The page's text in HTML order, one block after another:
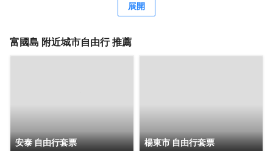
展開
富國島 附近城市自由行 推薦
安泰 自由行套票 楊東市 自由行套票